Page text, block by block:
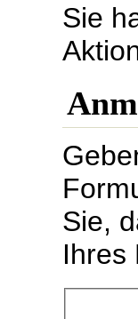
Sie
Sie,
Ihres